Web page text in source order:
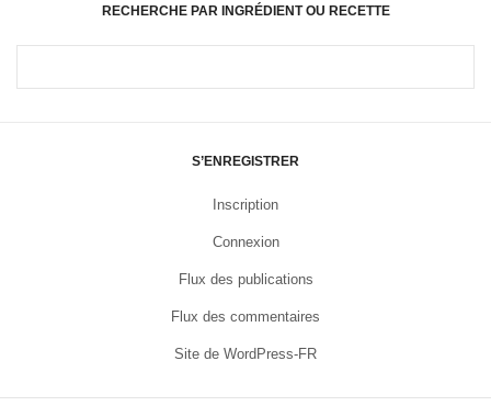
RECHERCHE PAR INGRÉDIENT OU RECETTE
S’ENREGISTRER
Inscription
Connexion
Flux des publications
Flux des commentaires
Site de WordPress-FR